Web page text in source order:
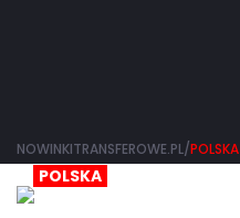
NOWINKITRANSFEROWE.PL/POLSKA
POLSKA